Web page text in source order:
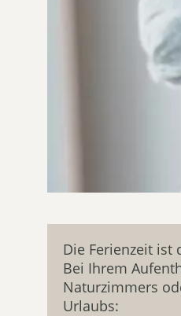
Die Ferienzeit ist
Bei Ihrem
Naturzimmers
Urlaubs: